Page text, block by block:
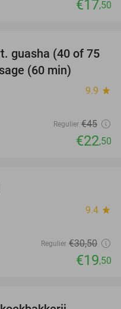
€17,50
50%
guasha (40 of 75
(60 min)
9.9 star
Regulier €45
€22,50
9.4 star
Regulier €30,50
€19,50